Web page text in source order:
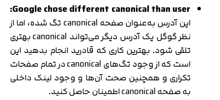
Google chose different canonical than user:
این آدرس به‌عنوان صفحه canonical تگ شده، اما از
نظر گوگل یک آدرس دیگر می‌تواند canonical بهتری
تلقی شود. بهترین کاری که قادرید انجام بدهید این
است که از وجود تگ‌های canonical در تمام صفحات
تکراری و همچنین صحت آن‌ها و وجود لینک داخلی
به صفحه canonical اطمینان حاصل کنید.